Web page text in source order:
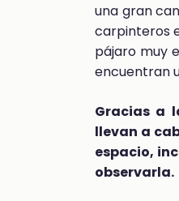
una gran
carpinteros
pájaro muy
encuentran
Gracias a
llevan a
espacio,
observarla.